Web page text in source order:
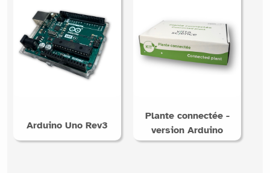
Arduino Uno Rev3
Plante connectée -
version Arduino